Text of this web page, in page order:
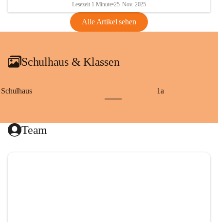
Lesezeit 1 Minute•25. Nov. 2025
Alle Artikel sehen
Schulhaus & Klassen
Schulhaus 1a
Team